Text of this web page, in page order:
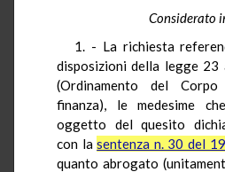
Considerato
1. - La richiesta
disposizioni della legge 23
(Ordinamento del
finanza), le medesime
oggetto del quesito
con lasentenza n. 30 del
quanto abrogato